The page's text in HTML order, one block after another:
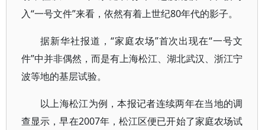
入“一号文件”来看，依然有着上世纪80年代的影子。
据新华社报道，“家庭农场”首次出现在“一号文
件”中并非偶然，而是有上海松江、湖北武汉、浙江宁
波等地的基层试验。
以上海松江为例，本报记者连续两年在当地的调
查显示，早在2007年，松江区便已开始了家庭农场试